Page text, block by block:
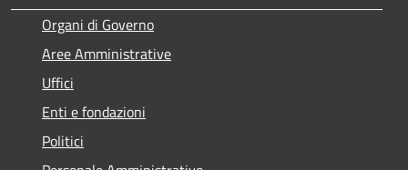
Organi di Governo
Aree Amministrative
Uffici
Enti e fondazioni
Politici